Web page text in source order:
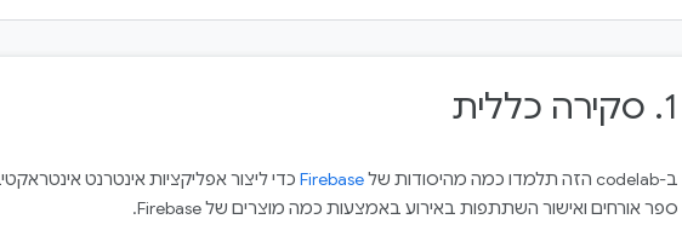
1.‏ סקירה כללית
ב-codelab הזה תלמדו כמה מהיסודות של Firebase כדי ליצור אפליקציות אינטרנט
ספר אורחים ואישור השתתפות באירוע באמצעות כמה מוצרים של Firebase.